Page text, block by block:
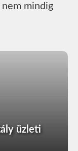
mindig
üzleti